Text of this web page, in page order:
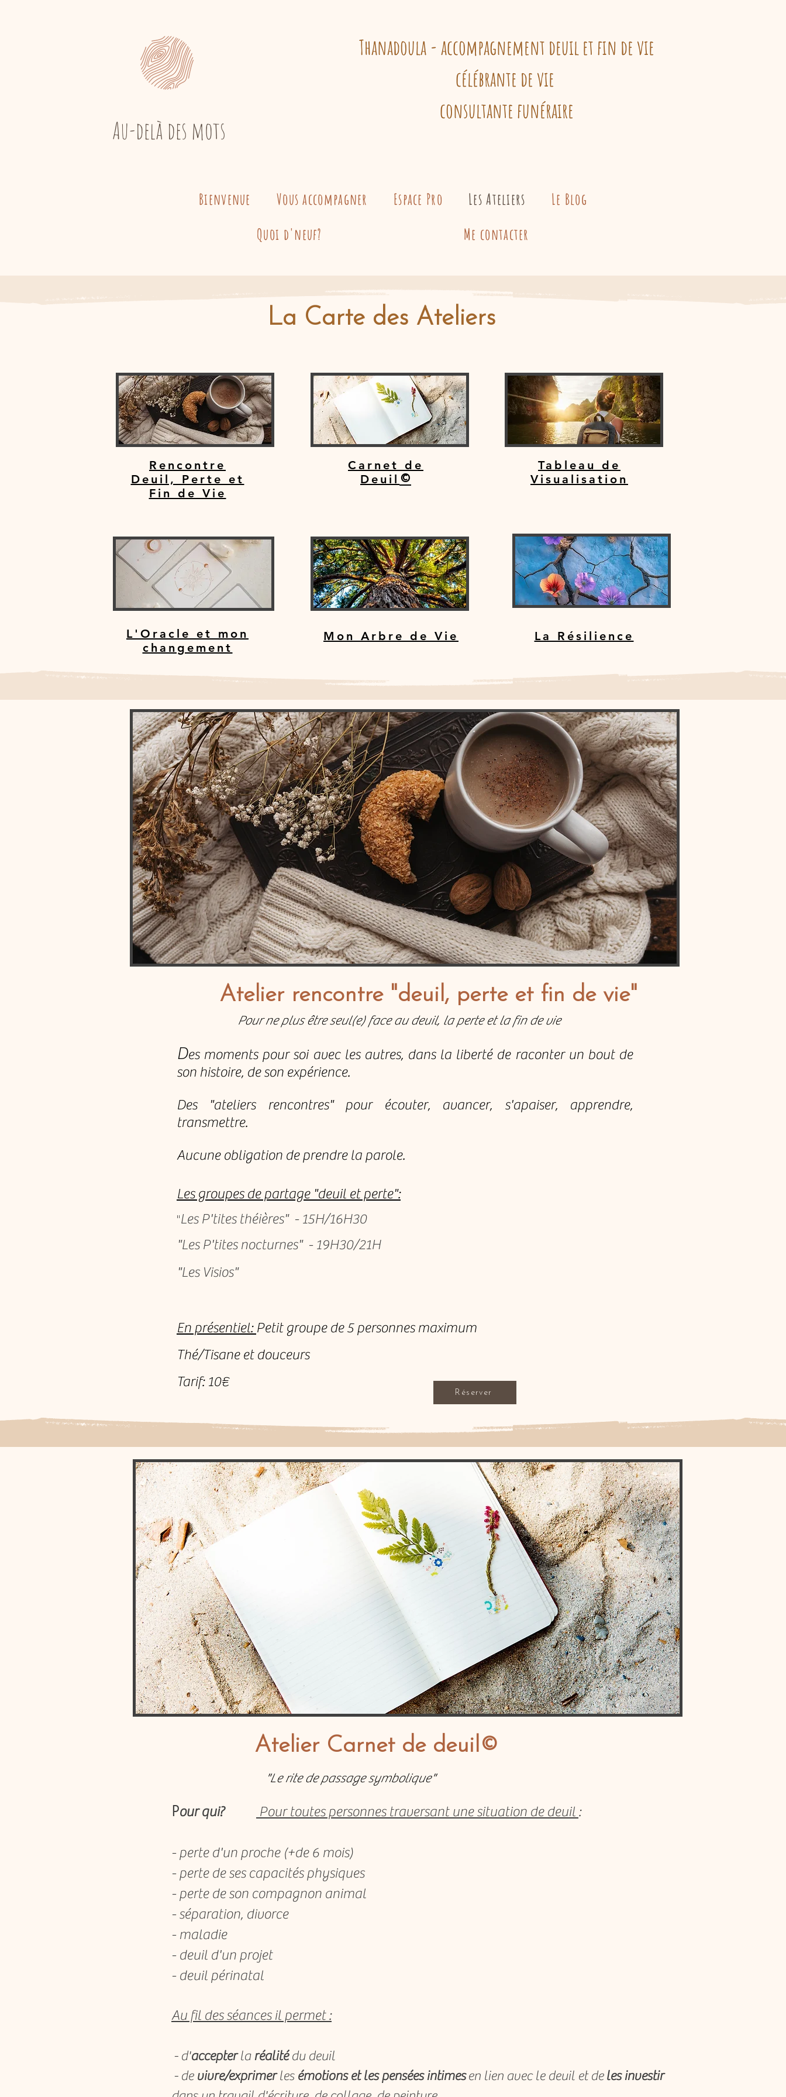
Au-delà des mots
Thanadoula - accompagnement deuil et fin de vie
célébrante de vie
consultante funéraire
Bienvenue Vous accompagner Espace Pro Les Ateliers
Le Blog
Quoi d'neuf?
Me contacter
La Carte des Ateliers
Rencontre
Deuil, Perte et
Fin de Vie
L'Oracle et mon
changement
Carnet de
Deuil ©
Mon Arbre de Vie
Tableau de
Visualisation
La Résilience
Atelier rencontre "deuil, perte et fin de vie"
Pour ne plus être seul(e) face au deuil, la perte et la fin de vie
Des moments pour soi avec les autres, dans la liberté de raconter un bout de
son histoire, de son expérience.​​
Des "ateliers rencontres" pour écouter, avancer, s'apaiser, apprendre,
transmettre. ​
Aucune obligation de prendre la parole.
Les groupes de partage "deuil et perte":
"Les P'tites théières" - 15H/16H30
"Les P'tites nocturnes" - 19H30/21H
"Les Visios"
En présentiel: Petit groupe de 5 personnes maximum​
Thé/Tisane et douceurs
Tarif: 10€
Réserver
Atelier Carnet de deuil©
"Le rite de passage symbolique"
Pour qui? Pour toutes personnes traversant une situation de deuil :
- perte d'un proche (+de 6 mois)
- perte de ses capacités physiques
- perte de son compagnon animal
- séparation, divorce
- maladie
- deuil d'un projet
- deuil périnatal
Au fil des séances il permet :
- d'accepterlaréalitédu deuil
- de vivre/exprimerles émotions et les pensées intimesen lien avec le deuil et deles investir